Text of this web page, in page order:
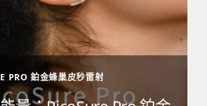
PRO 鉑金蜂巢皮秒雷射